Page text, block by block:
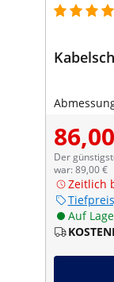
Der
war: 89,00 €
Zeitlich
Auf